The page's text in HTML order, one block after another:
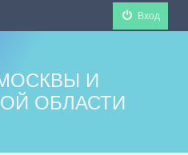
Вход
И
ОБЛАСТИ